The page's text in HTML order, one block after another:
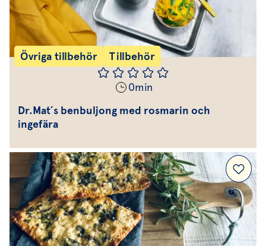
Övriga tillbehör Tillbehör
0min
Dr.Mat´s benbuljong med rosmarin och
ingefära